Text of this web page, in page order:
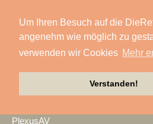
Um Ihren Besuch auf die
angenehm wie möglich zu
verwenden wir Cookies Mehr
Verstanden!
Partylöwe
Peerless-AV
PIK AG
PlexusAV